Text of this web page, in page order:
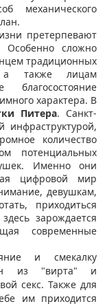
механического
претерпевают
Особенно сложно
традиционных
а также лицам
характера. В
Питера. Санкт-
инфраструктурой,
количество
потенциальных
Именно они
цифровой мир
девушкам,
приходиться
зарождается
современные
и смекалку
из "вирта" и
секс. Также для
им приходится